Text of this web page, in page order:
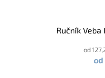
Ručník Veba
od
od